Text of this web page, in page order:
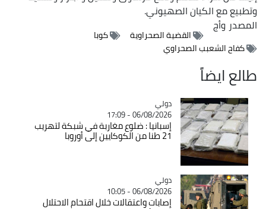
وتطبيع مع الكيان الصهيوني.
المصدروأج
القضية الصحراوية
كوبا
كفاح الشعبب الصحراوي
طالع ايضاً
Catégorie
دولي
06/08/2026 - 17:09
إسبانيا : ضلوع مغاربة في شبكة لتهريب
21 طنا من الكوكايين إلى أوروبا
Catégorie
دولي
06/08/2026 - 10:05
إصابات واعتقالات خلال اقتحام الاحتلال